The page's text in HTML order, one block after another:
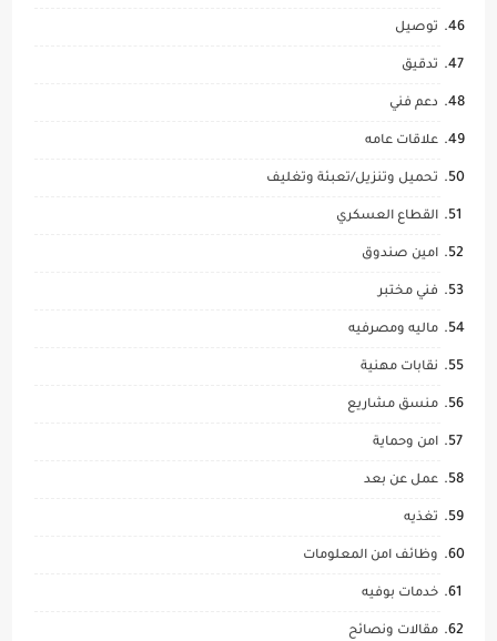
توصيل
تدقيق
دعم فني
علاقات عامه
تحميل وتنزيل/تعبئة وتغليف
القطاع العسكري
امين صندوق
فني مختبر
ماليه ومصرفيه
نقابات مهنية
منسق مشاريع
امن وحماية
عمل عن بعد
تغذيه
وظائف امن المعلومات
خدمات بوفيه
مقالات ونصائح